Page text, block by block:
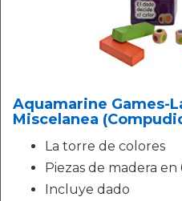
Aquamarine Games-
Miscelanea
La torre de colores
Piezas de madera en
Incluye dado